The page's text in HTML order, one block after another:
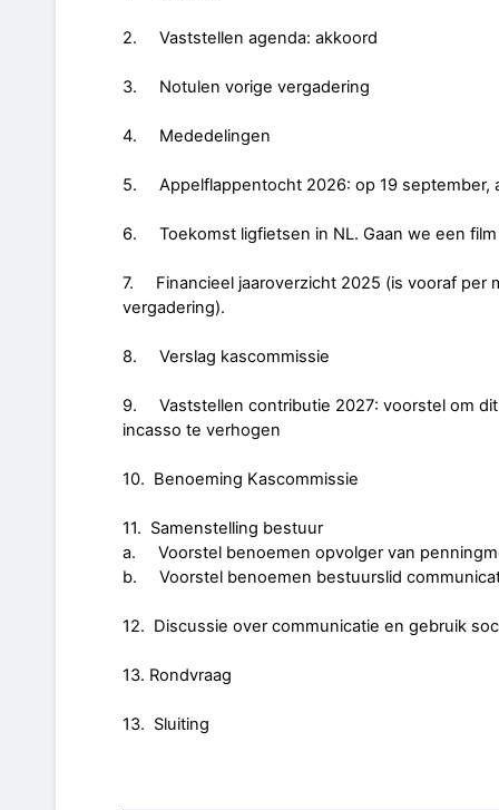
2. Vaststellen agenda: akkoord
3. Notulen vorige vergadering
4. Mededelingen
5. Appelflappentocht 2026: op 19 september,
6. Toekomst ligfietsen in NL. Gaan we een
7. Financieel jaaroverzicht 2025 (is vooraf per
vergadering).
8. Verslag kascommissie
9. Vaststellen contributie 2027: voorstel om
incasso te verhogen
10. Benoeming Kascommissie
11. Samenstelling bestuur
a. Voorstel benoemen opvolger van
b. Voorstel benoemen bestuurslid
12. Discussie over communicatie en gebruik
13. Rondvraag
13. Sluiting